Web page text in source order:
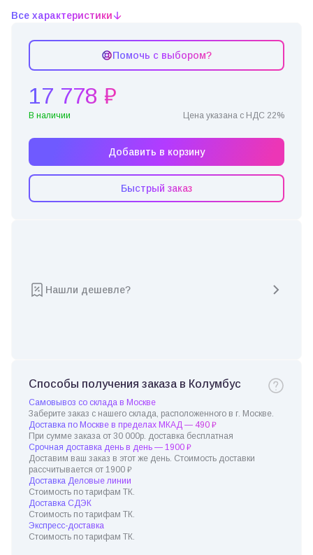
Все характеристики
Помочь с выбором?
17 778 ₽
В наличии Цена указана с НДС 22%
Добавить в корзину
Быстрый заказ
Нашли дешевле?
Способы получения заказа в Колумбус
Самовывоз со склада в Москве
Заберите заказ с нашего склада, расположенного в г. Москве.
Доставка по Москве в пределах МКАД — 490 ₽
При сумме заказа от 30 000р. доставка бесплатная
Срочная доставка день в день — 1900 ₽
Доставим ваш заказ в этот же день. Стоимость доставки
рассчитывается от 1900 ₽
Доставка Деловые линии
Стоимость по тарифам ТК.
Доставка СДЭК
Стоимость по тарифам ТК.
Экспресс-доставка
Стоимость по тарифам ТК.